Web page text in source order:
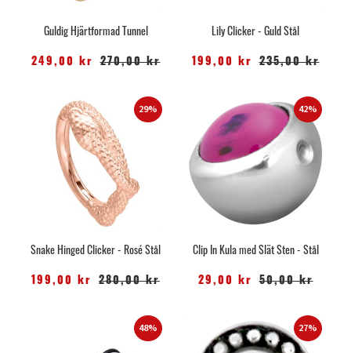
Guldig Hjärtformad Tunnel
249,00 kr 270,00 kr
Lily Clicker - Guld Stål
199,00 kr 235,00 kr
29%
Snake Hinged Clicker - Rosé Stål
199,00 kr 280,00 kr
42%
Clip In Kula med Slät Sten - Stål
29,00 kr 50,00 kr
48% 27%